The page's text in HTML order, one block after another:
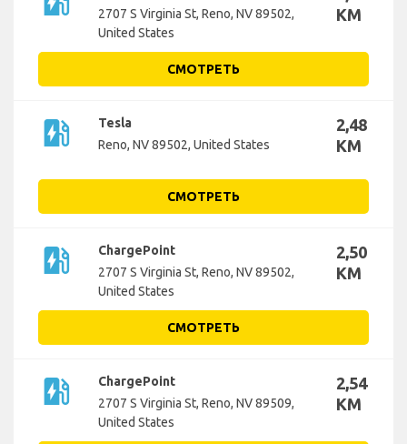
2707 S Virginia St, Reno, NV 89502,
United States
KM
СМОТРЕТЬ
ev_station
Tesla
Reno, NV 89502, United States
2,48
KM
СМОТРЕТЬ
ev_station
ChargePoint
2707 S Virginia St, Reno, NV 89502,
United States
2,50
KM
СМОТРЕТЬ
ev_station
ChargePoint
2707 S Virginia St, Reno, NV 89509,
United States
2,54
KM